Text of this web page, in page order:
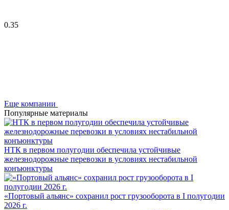
0.35
Еще компании
Популярные материалы
НТК в первом полугодии обеспечила устойчивые
железнодорожные перевозки в условиях нестабильной
конъюнктуры
«Портовый альянс» сохранил рост грузооборота в I полугодии
2026 г.